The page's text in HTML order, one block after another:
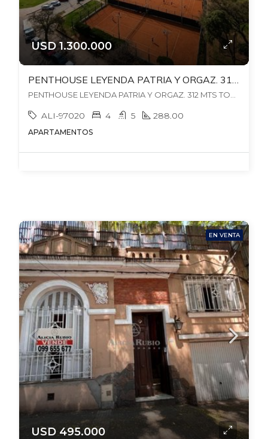
USD 1.300.000
ALI-97020 4 5 288.00
APARTAMENTOS
EN VENTA
USD 495.000